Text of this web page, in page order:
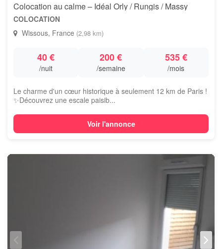
Colocation au calme – Idéal Orly / Rungis / Massy
COLOCATION
Wissous, France (2,98 km)
40 €
/nuit
200 €
/semaine
535 €
/mois
Le charme d'un cœur historique à seulement 12 km de Paris !
✨ ​Découvrez une escale paisib...
Voir l'annonce